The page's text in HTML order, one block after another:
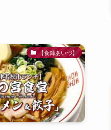
【食録あいづ】